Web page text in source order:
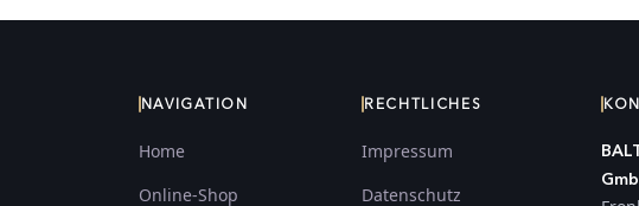
NAVIGATION
Home
Online-Shop
RECHTLICHES
Impressum
Datenschutz